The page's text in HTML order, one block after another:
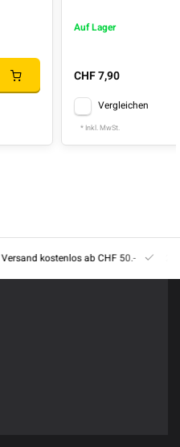
Auf Lager
CHF 7,90
Vergleichen
* Inkl. MwSt.
Versand kostenlos ab CHF 50.-